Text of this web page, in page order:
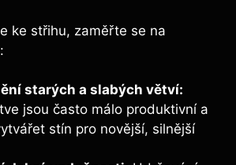
ke střihu, zaměřte se na
starých a slabých větví:
jsou často málo produktivní a
stín pro novější, silnější